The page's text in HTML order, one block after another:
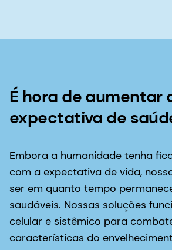
É hora de aumentar
expectativa de
Embora a humanidade tenha
com a expectativa de vida,
ser em quanto tempo
saudáveis. Nossas soluções
celular e sistêmico para
características do